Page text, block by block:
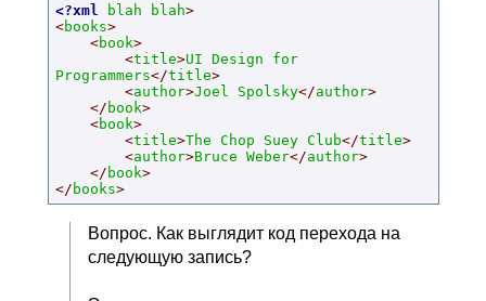
<?xml blah blah>
<books>
    <
book>
        <
title>UI Design
for
Programmers</title>
        <
author>Joel Spolsky</author>
    </
book>
    <
book>
        <
title>The Chop Suey Club</title>
        <
author>Bruce Weber</author>
    </
book>
</ books>
Вопрос. Как выглядит код перехода на
следующую запись?